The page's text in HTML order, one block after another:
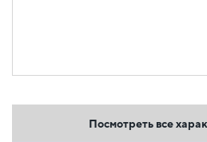
Посмотреть все